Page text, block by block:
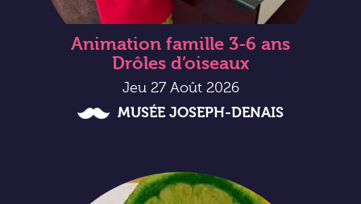
Animation famille 3-6 ans
Drôles d’oiseaux
Jeu 27 Août 2026
MUSÉE JOSEPH-DENAIS